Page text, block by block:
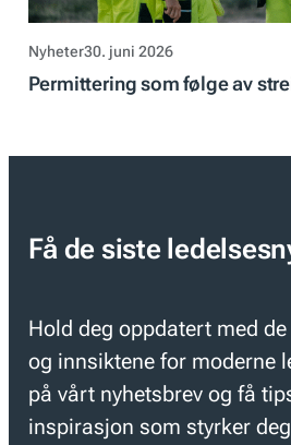
Nyheter30. juni 2026
Permittering som følge av
Få de siste
Hold deg oppdatert med
og innsiktene for moderne
på vårt nyhetsbrev og få
inspirasjon som styrker